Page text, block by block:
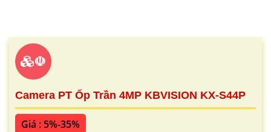
☫
Camera PT Ốp Trần 4MP KBVISION KX-S44P
Giá : 5%-35%